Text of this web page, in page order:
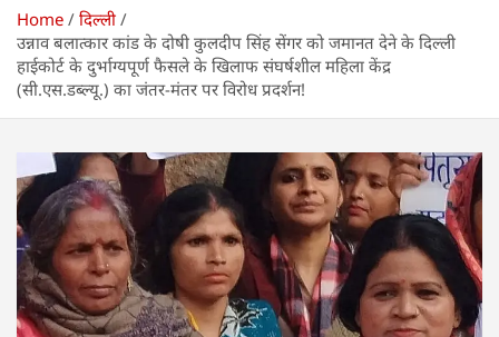
Home
दिल्ली
उन्नाव बलात्कार कांड के दोषी कुलदीप सिंह सेंगर को जमानत देने के दिल्ली
हाईकोर्ट के दुर्भाग्यपूर्ण फैसले के खिलाफ संघर्षशील महिला केंद्र
(सी.एस.डब्ल्यू.) का जंतर-मंतर पर विरोध प्रदर्शन!